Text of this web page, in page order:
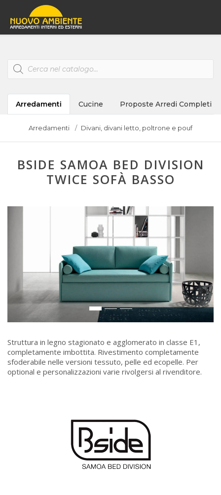
Products
search
Arredamenti Cucine Proposte Arredi Completi
Arredamenti Divani, divani letto, poltrone e pouf
BSIDE SAMOA BED DIVISION
TWICE SOFÀ BASSO
Struttura in legno stagionato e agglomerato in classe E1,
completamente imbottita. Rivestimento completamente
sfoderabile nelle versioni tessuto, pelle ed ecopelle. Per
optional e personalizzazioni varie rivolgersi al rivenditore.